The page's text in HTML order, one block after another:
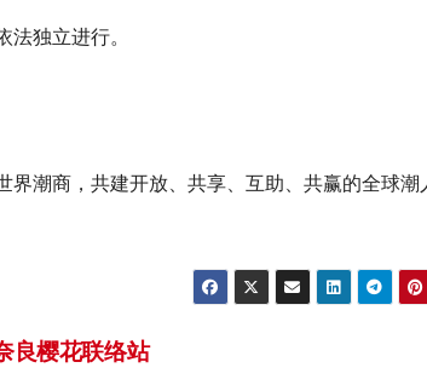
独立进行。
潮商，共建开放、共享、互助、共赢的全球潮
良樱花联络站